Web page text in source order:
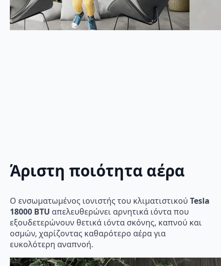
Άριστη ποιότητα αέρα
Ο ενσωματωμένος ιονιστής του κλιματιστικού Tesla
18000 BTU απελευθερώνει αρνητικά ιόντα που
εξουδετερώνουν θετικά ιόντα σκόνης, καπνού και
οσμών, χαρίζοντας καθαρότερο αέρα για
ευκολότερη αναπνοή.